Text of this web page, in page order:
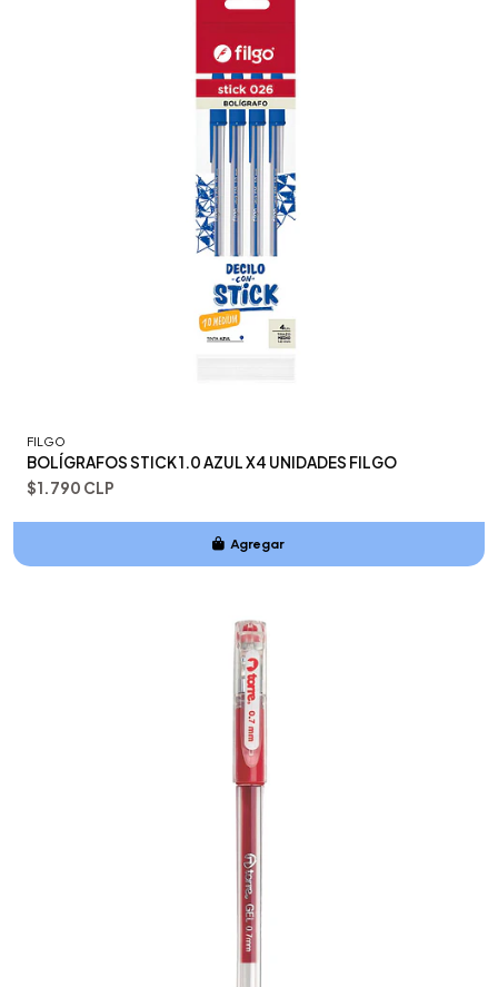
FILGO
BOLÍGRAFOS STICK 1.0 AZUL X4 UNIDADES FILGO
$1.790 CLP
Agregar